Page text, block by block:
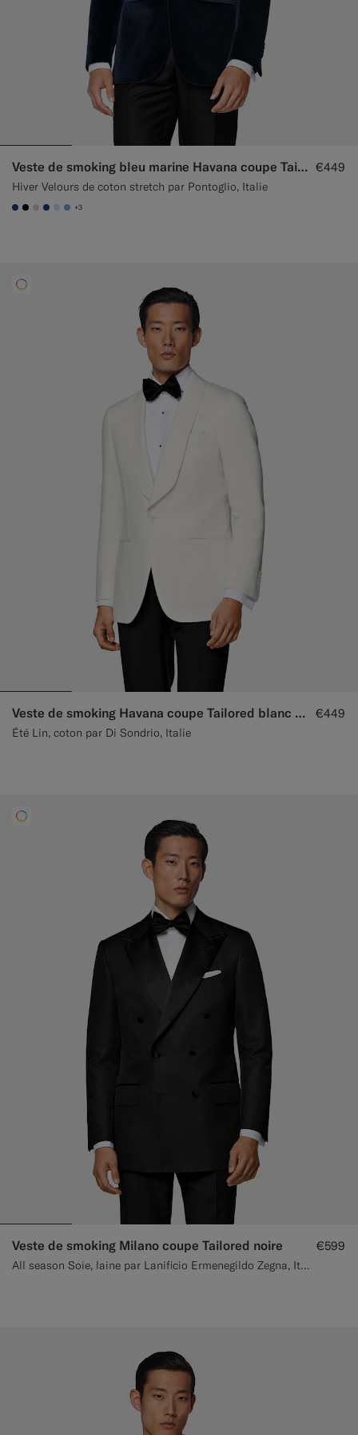
Veste de smoking bleu marine Havana coupe Tailored
Hiver Velours de coton stretch par Pontoglio, Italie
€449
#1C3D7A
#000000
#D7D1C3
#1C3D7A
#CCDCF9
#82A1DC
+3
Veste de smoking Havana coupe Tailored blanc cassé
Été Lin, coton par Di Sondrio, Italie
€449
Veste de smoking Milano coupe Tailored noire
All season Soie, laine par Lanificio Ermenegildo Zegna, Italie
€599